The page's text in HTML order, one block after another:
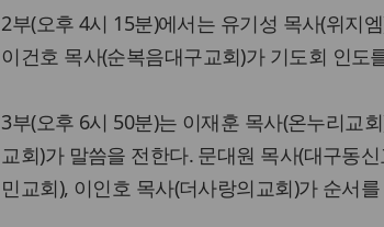
2부(오후 4시 15분)에서는 유기성 목사(위지
이건호 목사(순복음대구교회)가 기도회 인
3부(오후 6시 50분)는 이재훈 목사(온누리교
교회)가 말씀을 전한다. 문대원 목사(대구동
민교회), 이인호 목사(더사랑의교회)가 순서